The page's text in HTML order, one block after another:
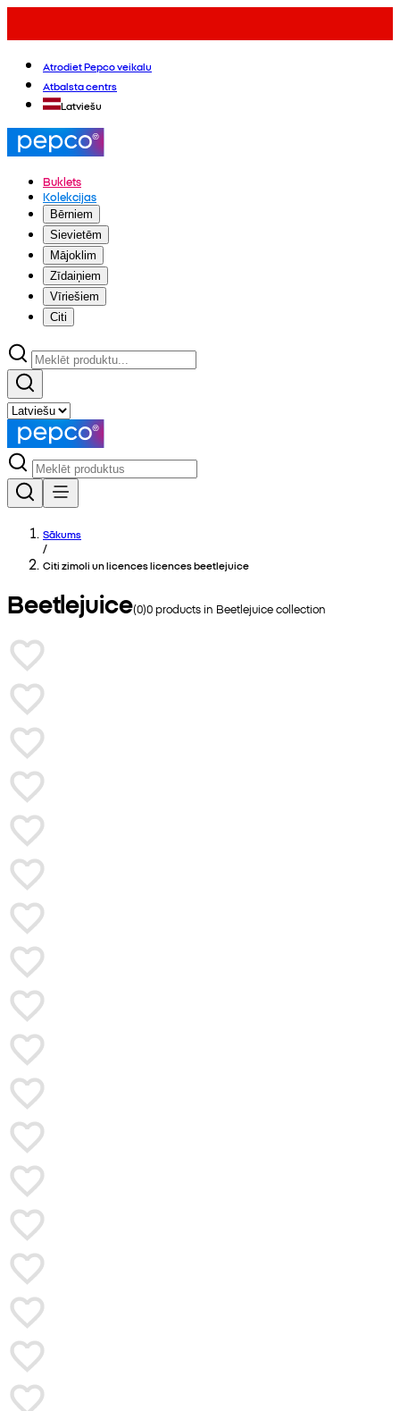
Atrodiet Pepco veikalu
Atbalsta centrs
Latviešu
Buklets
Kolekcijas
Bērniem
Sievietēm
Mājoklim
Zīdaiņiem
Vīriešiem
Citi
Sākums
/
Citi zimoli un licences licences beetlejuice
Beetlejuice(0)0products in Beetlejuicecollection